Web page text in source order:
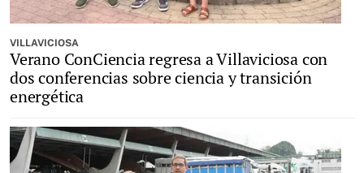
VILLAVICIOSA
Verano ConCiencia regresa a Villaviciosa con
dos conferencias sobre ciencia y transición
energética